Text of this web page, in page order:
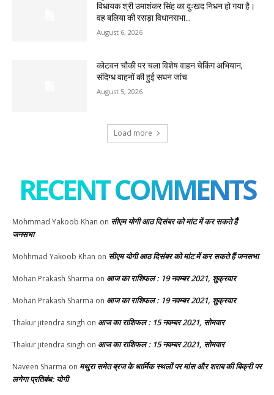
विधायक श्री उमाशंकर सिंह का दुःखद निधन हो गया है।
वह बलिया की रसड़ा विधानसभा...
August 6, 2026
कोटवन चौकी पर चला विशेष वाहन चेकिंग अभियान,
संदिग्ध वाहनों की हुई सघन जांच
August 5, 2026
Load more
RECENT COMMENTS
Mohmmad Yakoob Khan on सीएम योगी आठ दिसंबर को मांट में कर सकते हैं
जनसभा
Mohhmad Yakoob Khan on सीएम योगी आठ दिसंबर को मांट में कर सकते हैं जनसभा
Mohan Prakash Sharma on आज का राशिफल : 19 नवम्बर 2021, शुक्रवार
Mohan Prakash Sharma on आज का राशिफल : 19 नवम्बर 2021, शुक्रवार
Thakur jitendra singh on आज का राशिफल : 15 नवम्बर 2021, सोमवार
Thakur jitendra singh on आज का राशिफल : 15 नवम्बर 2021, सोमवार
Naveen Sharma on मथुरा समेत ब्रज के धार्मिक स्थलों पर मांस और शराब की बिक्री पर
लगेगा प्रतिबंध: योगी